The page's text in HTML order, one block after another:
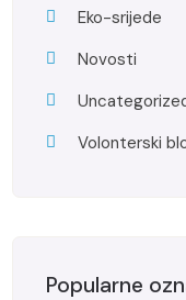
Eko-srijede
Novosti
Volonterski
Popularne